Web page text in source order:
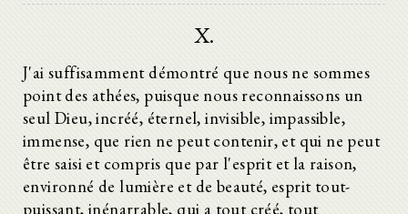
X.
J'ai suffisamment démontré que nous ne sommes
point des athées, puisque nous reconnaissons un
seul Dieu, incréé, éternel, invisible, impassible,
immense, que rien ne peut contenir, et qui ne peut
être saisi et compris que par l'esprit et la raison,
environné de lumière et de beauté, esprit tout-
puissant, inénarrable, qui a tout créé, tout